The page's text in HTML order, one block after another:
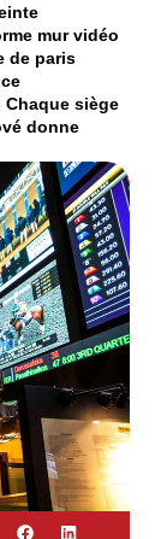
mur vidéo
de paris
Chaque siège
donne